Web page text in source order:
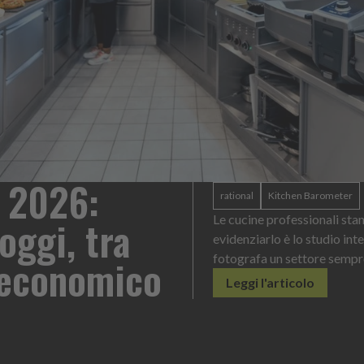
A
che
Heinz Mayonnaise:
per ogni contesto